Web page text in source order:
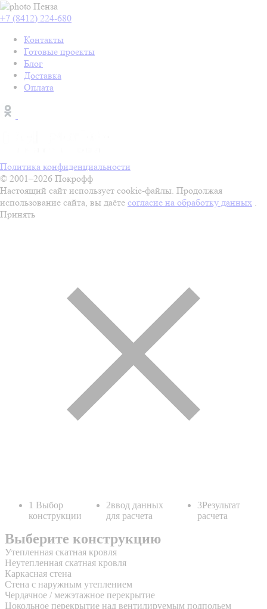
Пенза
+7 (8412) 224-680
Контакты
Готовые проекты
Блог
Доставка
Оплата
Политика конфиденциальности
© 2001–2026 Покрофф
Настоящий сайт использует cookie-файлы. Продолжая
использование сайта, вы даёте согласие на обработку данных .
Принять